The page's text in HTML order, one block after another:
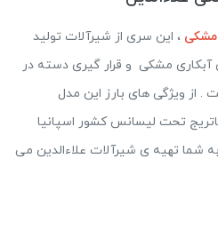
مشکی ، این سری از شیرآلات تولید
آبکاری مشکی و قرار گیری دسته در
از ویژگی های بارز این مدل
تحت لیسانس کشور اسپانیا
به شما تهیه ی شیرآلات علاءالدین می